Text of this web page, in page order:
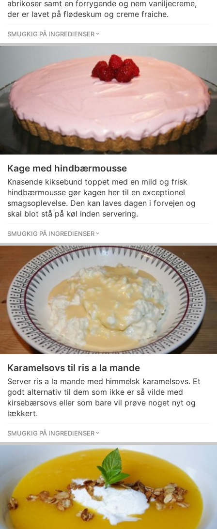
abrikoser samt en forrygende og nem vaniljecreme,
der er lavet på flødeskum og creme fraiche.
SMUGKIG PÅ INGREDIENSER
Kage med hindbærmousse
Knasende kiksebund toppet med en mild og frisk
hindbærmousse gør kagen her til en exceptionel
smagsoplevelse. Den kan laves dagen i forvejen og
skal blot stå på køl inden servering.
SMUGKIG PÅ INGREDIENSER
Karamelsovs til ris a la mande
Server ris a la mande med himmelsk karamelsovs. Et
godt alternativ til dem som ikke er så vilde med
kirsebærsovs eller som bare vil prøve noget nyt og
lækkert.
SMUGKIG PÅ INGREDIENSER